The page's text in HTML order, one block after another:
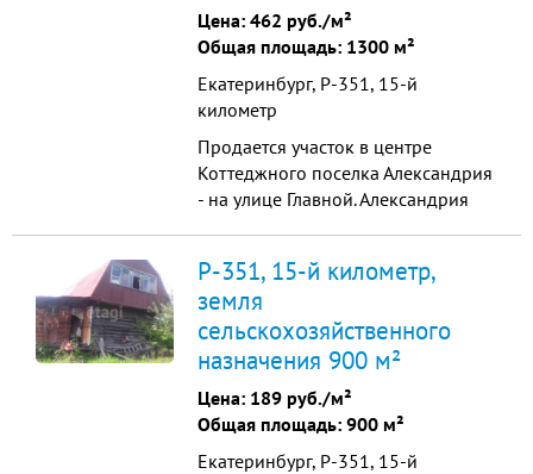
(распредел...
Цена: 462 руб./м²
Общая площадь: 1300 м²
Екатеринбург, Р-351, 15-й
километр
Продается участок в центре
Коттеджного поселка Александрия
- на улице Главной. Александрия
Поселок расположен в
экологически чистой зоне.
Граничит с живописным лесом,
окружен лугами, далеко от
искусстве...
Р-351, 15-й километр,
земля
сельскохозяйственного
назначения 900 м²
Цена: 189 руб./м²
Общая площадь: 900 м²
Екатеринбург, Р-351, 15-й